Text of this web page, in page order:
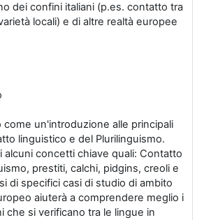
dei confini italiani (p.es. contatto tra
locali) e di altre realtà europee
un'introduzione alle principali
linguistico e del Plurilinguismo.
alcuni concetti chiave quali: Contatto
prestiti, calchi, pidgins, creoli e
di specifici casi di studio di ambito
aiuterà a comprendere meglio i
che si verificano tra le lingue in